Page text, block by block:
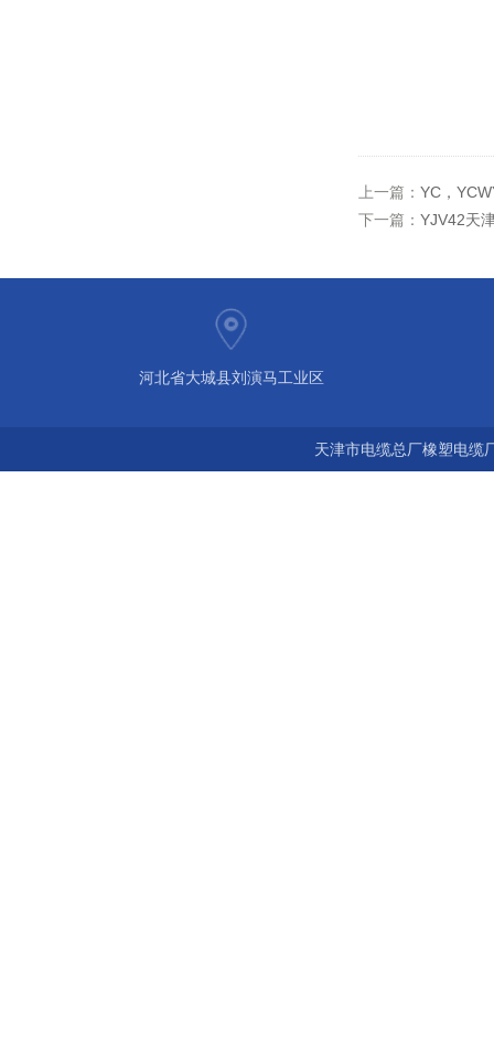
上一篇： YC，
下一篇： YJV42天
河北省大城县刘演马工业区
天津市电缆总厂橡塑电